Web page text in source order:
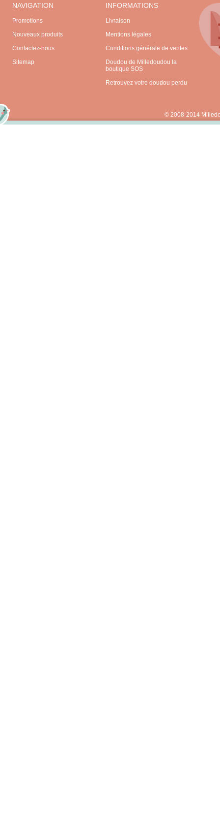
NAVIGATION
Promotions
Nouveaux produits
Contactez-nous
Sitemap
INFORMATIONS
Livraison
Mentions légales
Conditions générale de ventes
Doudou de Milledoudou la
boutique SOS
Retrouvez votre doudou perdu
© 2008-2014